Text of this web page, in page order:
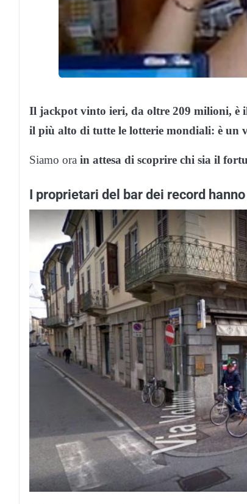
Il jackpot vinto ieri, da oltre 209 milioni, è
il più alto di tutte le lotterie mondiali: è un
Siamo ora in attesa di scoprire chi sia il
I proprietari del bar dei record